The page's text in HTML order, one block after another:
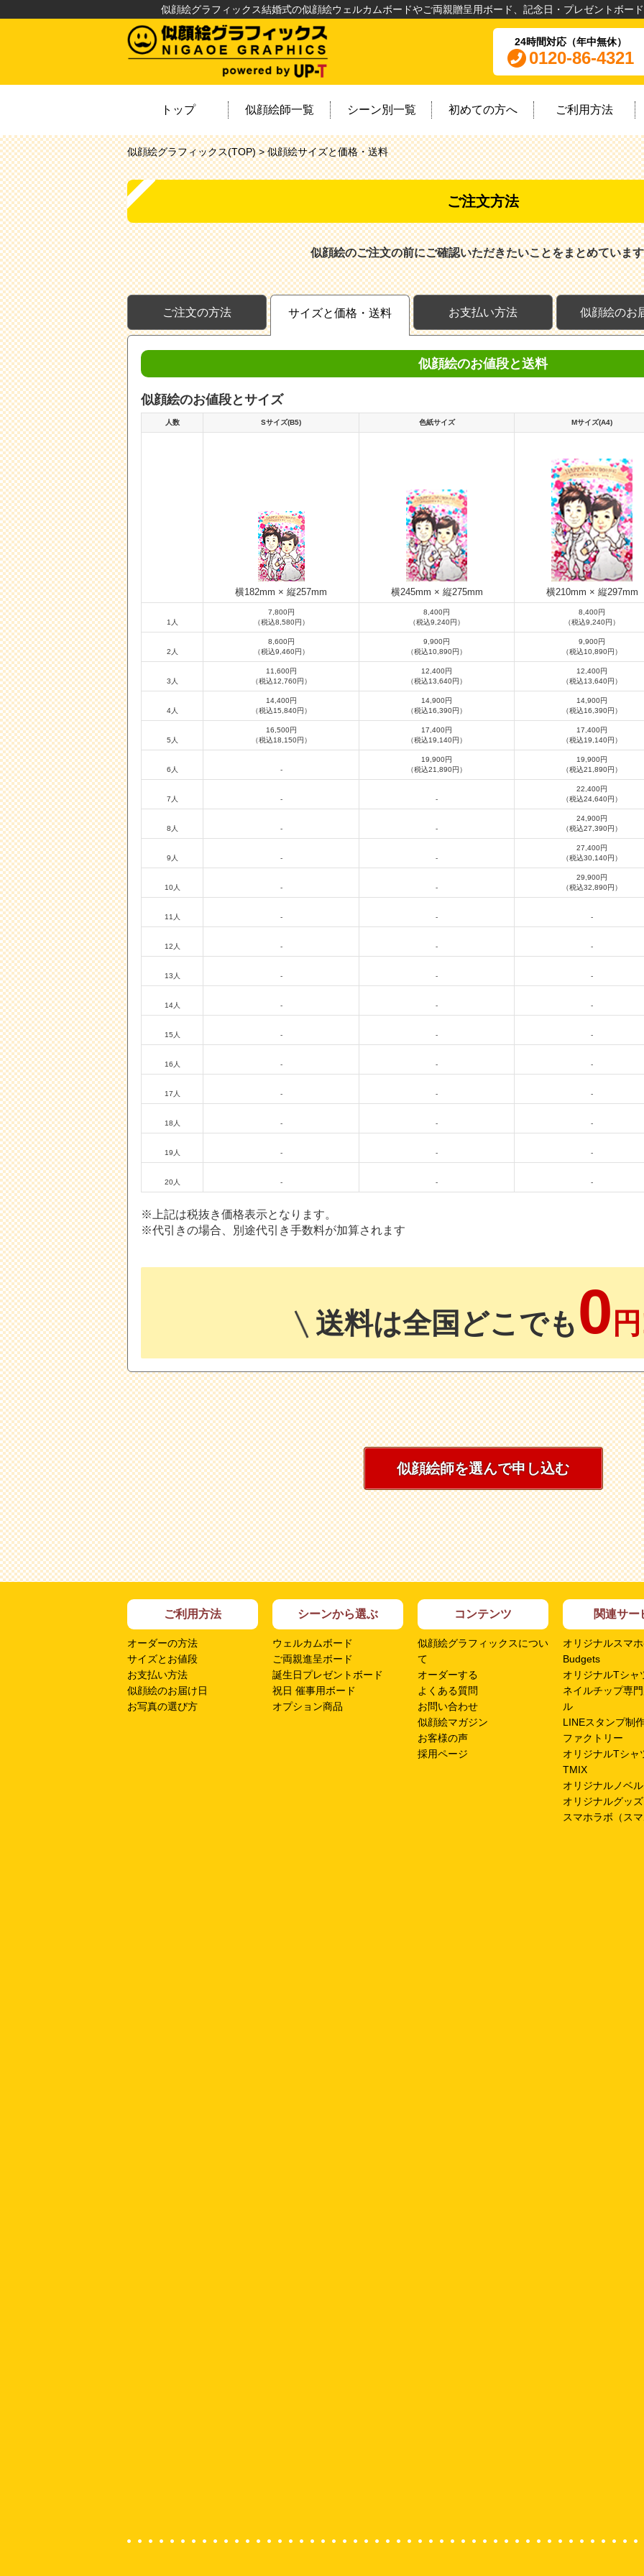
似顔絵グラフィックス結婚式の似顔絵ウェルカムボードやご両親贈呈用ボード、記念日・プレゼントボー
24時間対応（年中無休）
0120-86-4321
トップ 似顔絵師一覧 シーン別一覧 初めての方へ ご利用方法
似顔絵グラフィックス(TOP) >似顔絵サイズと価格・送料
ご注文方法
似顔絵のご注文の前にご確認いただきたいことをまとめていま
ご注文の方法 サイズと価格・送料 お支払い方法 似顔絵のお
似顔絵のお値段と送料
似顔絵のお値段とサイズ
人数 Sサイズ(B5) 色紙サイズ Mサイズ(A4)
横182mm × 縦257mm 横245mm × 縦275mm 横210mm × 縦297mm
1人
7,800円
（税込8,580円）
8,400円
（税込9,240円）
8,400円
（税込9,240円）
2人
8,600円
（税込9,460円）
9,900円
（税込10,890円）
9,900円
（税込10,890円）
3人
11,600円
（税込12,760円）
12,400円
（税込13,640円）
12,400円
（税込13,640円）
4人
14,400円
（税込15,840円）
14,900円
（税込16,390円）
14,900円
（税込16,390円）
5人
16,500円
（税込18,150円）
17,400円
（税込19,140円）
17,400円
（税込19,140円）
6人 -
19,900円
（税込21,890円）
19,900円
（税込21,890円）
7人 - -
22,400円
（税込24,640円）
8人 - -
24,900円
（税込27,390円）
9人 - -
27,400円
（税込30,140円）
10人 - -
29,900円
（税込32,890円）
11人 - - -
12人 - - -
13人 - - -
14人 - - -
15人 - - -
16人 - - -
17人 - - -
18人 - - -
19人 - - -
20人 - - -
※上記は税抜き価格表示となります。
※代引きの場合、別途代引き手数料が加算されます
送料は全国どこでも0
似顔絵師を選んで申し込む
ご利用方法
オーダーの方法
サイズとお値段
お支払い方法
似顔絵のお届け日
お写真の選び方
シーンから選ぶ
ウェルカムボード
ご両親進呈ボード
誕生日プレゼントボード
祝日 催事用ボード
オプション商品
コンテンツ
似顔絵グラフィックスについ
て
オーダーする
よくある質問
お問い合わせ
似顔絵マガジン
お客様の声
採用ページ
関連サー
オリジナルスマ
Budgets
オリジナルTシャ
ネイルチップ専
ル
LINEスタンプ制
ファクトリー
オリジナルTシャ
TMIX
オリジナルノベ
オリジナルグッ
スマホラボ（ス